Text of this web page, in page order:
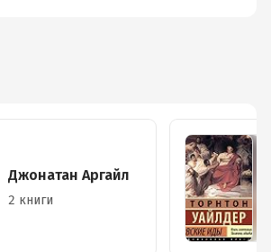
Джонатан Аргайл
2 книги